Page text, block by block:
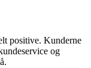
positive. Kunderne
og